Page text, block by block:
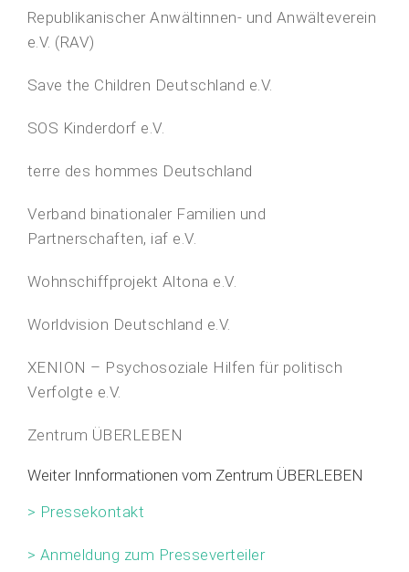
Republikanischer Anwältinnen- und Anwälteverein
e.V. (RAV)
Save the Children Deutschland e.V.
SOS Kinderdorf e.V.
terre des hommes Deutschland
Verband binationaler Familien und
Partnerschaften, iaf e.V.
Wohnschiffprojekt Altona e.V.
Worldvision Deutschland e.V.
XENION – Psychosoziale Hilfen für politisch
Verfolgte e.V.
Zentrum ÜBERLEBEN
Weiter Innformationen vom Zentrum ÜBERLEBEN
> Pressekontakt
> Anmeldung zum Presseverteiler